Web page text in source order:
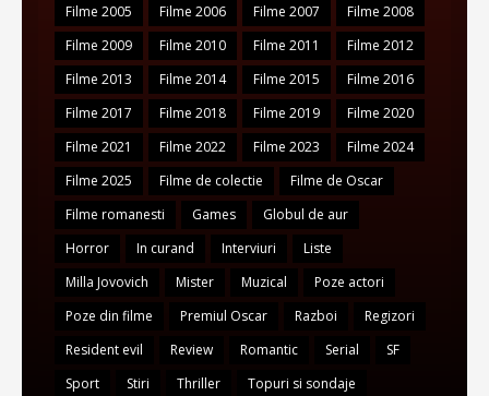
Filme 2005
Filme 2006 Filme 2007
Filme 2008
Filme 2009
Filme 2010 Filme 2011
Filme 2012
Filme 2013
Filme 2014 Filme 2015
Filme 2016
Filme 2017
Filme 2018 Filme 2019
Filme 2020
Filme 2021
Filme 2022 Filme 2023
Filme 2024
Filme 2025
Filme de colectie
Filme de Oscar
Filme romanesti
Games
Globul de aur
Horror
In curand Interviuri
Liste
Milla Jovovich
Mister Muzical
Poze actori
Poze din filme
Premiul Oscar Razboi
Regizori
Resident evil
Review Romantic Serial
SF
Sport
Stiri Thriller
Topuri si sondaje